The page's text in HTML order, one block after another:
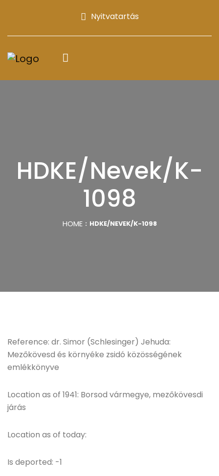
Nyitvatartás
HDKE/Nevek/K-
1098
HOME HDKE/NEVEK/K-1098
Reference: dr. Simor (Schlesinger) Jehuda:
Mezőkövesd és környéke zsidó közösségének
emlékkönyve
Location as of 1941: Borsod vármegye, mezőkövesdi
járás
Location as of today:
Is deported: -1